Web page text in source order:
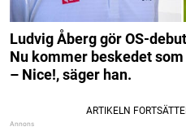
Ludvig Åberg gör OS-
Nu kommer beskedet
– Nice!, säger han.